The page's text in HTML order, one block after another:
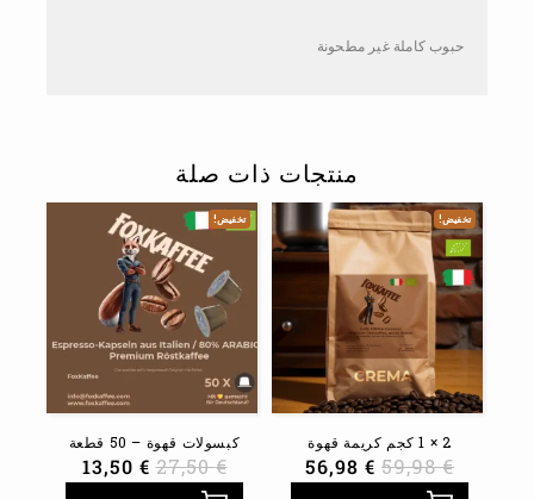
حبوب كاملة غير مطحونة
منتجات ذات صلة
تخفيض!
2 × 1 كجم كريمة قهوة
59,98€
56,98 €
تخفيض!
كبسولات قهوة – 50 قطعة
27,50€
13,50 €